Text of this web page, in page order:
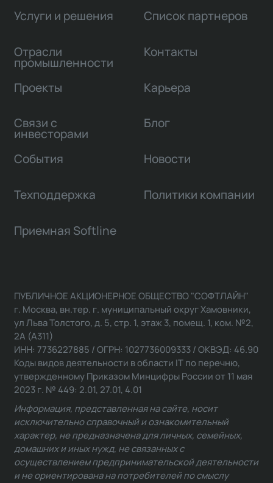
Услуги и решения
Отрасли
промышленности
Проекты
Связи с
инвесторами
Список партнеров
Контакты
Карьера
Блог
События Новости
Техподдержка Политики компании
Приемная Softline
ПУБЛИЧНОЕ АКЦИОНЕРНОЕ ОБЩЕСТВО "СОФТЛАЙН"
г. Москва, вн.тер. г. муниципальный округ Хамовники,
ул Льва Толстого, д. 5, стр. 1, этаж 3, помещ. 1, ком. №2,
2А (А311)
ИНН: 7736227885 / ОГРН: 1027736009333 / ОКВЭД: 46.90
Коды видов деятельности в области IT по перечню,
утвержденному Приказом Минцифры России от 11 мая
2023 г. № 449: 2.01, 27.01, 4.01
Информация, представленная на сайте, носит
исключительно справочный и ознакомительный
характер, не предназначена для личных, семейных,
домашних и иных нужд, не связанных с
осуществлением предпринимательской деятельности
и не ориентирована на потребителей по смыслу